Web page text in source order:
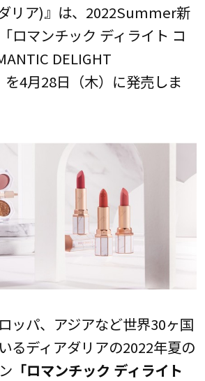
リア)』は、2022Summer新
ロマンチック ディライト コ
DELIGHT
を4月28日（木）に発売しま
ッパ、アジアなど世界30ヶ国
るディアダリアの2022年夏の
「ロマンチック ディライト